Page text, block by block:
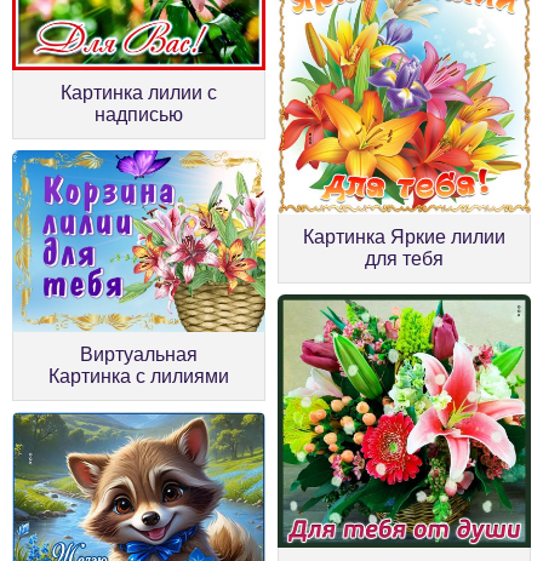
Картинка лилии с
надписью
Картинка Яркие лилии
для тебя
Виртуальная
Картинка с лилиями